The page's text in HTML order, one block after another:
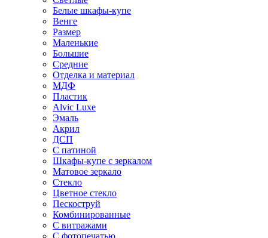
Белые шкафы-купе
Венге
Размер
Маленькие
Большие
Средние
Отделка и материал
МДФ
Пластик
Alvic Luxe
Эмаль
Акрил
ДСП
С патиной
Шкафы-купе с зеркалом
Матовое зеркало
Стекло
Цветное стекло
Пескоструй
Комбинированные
С витражами
С фотопечатью